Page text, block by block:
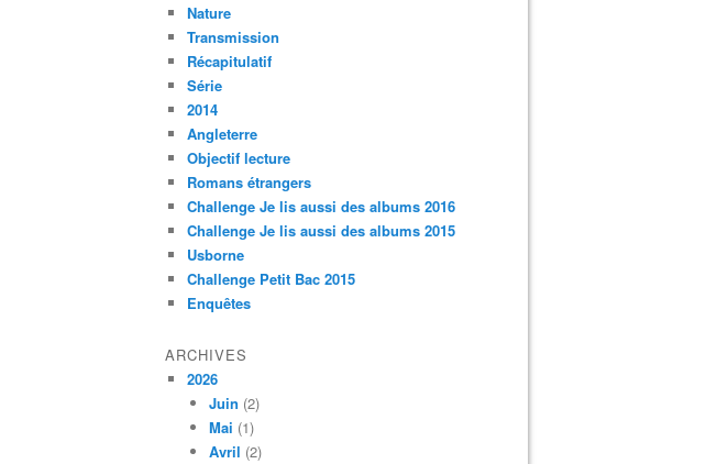
Nature
Transmission
Récapitulatif
Série
2014
Angleterre
Objectif lecture
Romans étrangers
Challenge Je lis aussi des albums 2016
Challenge Je lis aussi des albums 2015
Usborne
Challenge Petit Bac 2015
Enquêtes
ARCHIVES
2026
Juin (2)
Mai (1)
Avril (2)